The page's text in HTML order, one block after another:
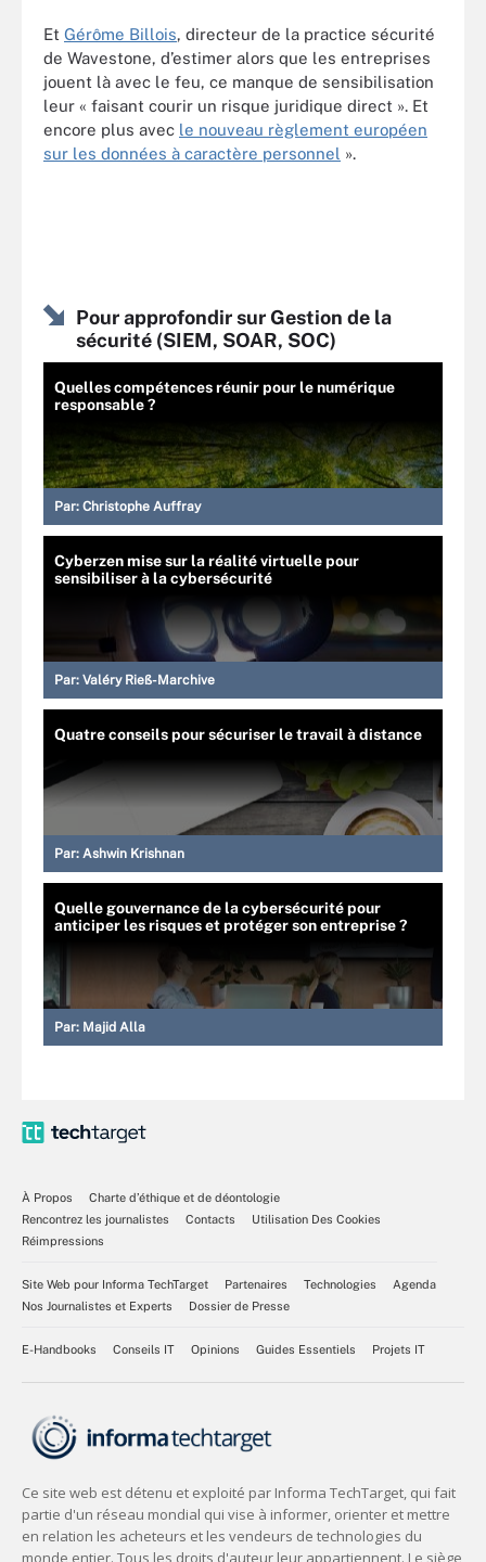
Et Gérôme Billois, directeur de la practice sécurité
de Wavestone, d’estimer alors que les entreprises
jouent là avec le feu, ce manque de sensibilisation
leur « faisant courir un risque juridique direct ». Et
encore plus avec le nouveau règlement européen
sur les données à caractère personnel ».
Pour approfondir sur Gestion de la
sécurité (SIEM, SOAR, SOC)
Quelles compétences réunir pour le numérique
responsable ?
Par: Christophe Auffray
Cyberzen mise sur la réalité virtuelle pour
sensibiliser à la cybersécurité
Par: Valéry Rieß-Marchive
Quatre conseils pour sécuriser le travail à distance
Par: Ashwin Krishnan
Quelle gouvernance de la cybersécurité pour
anticiper les risques et protéger son entreprise ?
Par: Majid Alla
À Propos
Charte d’éthique et de déontologie
Rencontrez les journalistes
Contacts
Utilisation Des Cookies
Réimpressions
Site Web pour Informa TechTarget Partenaires Technologies
Agenda
Nos Journalistes et Experts
Dossier de Presse
E-Handbooks Conseils IT Opinions Guides Essentiels Projets IT